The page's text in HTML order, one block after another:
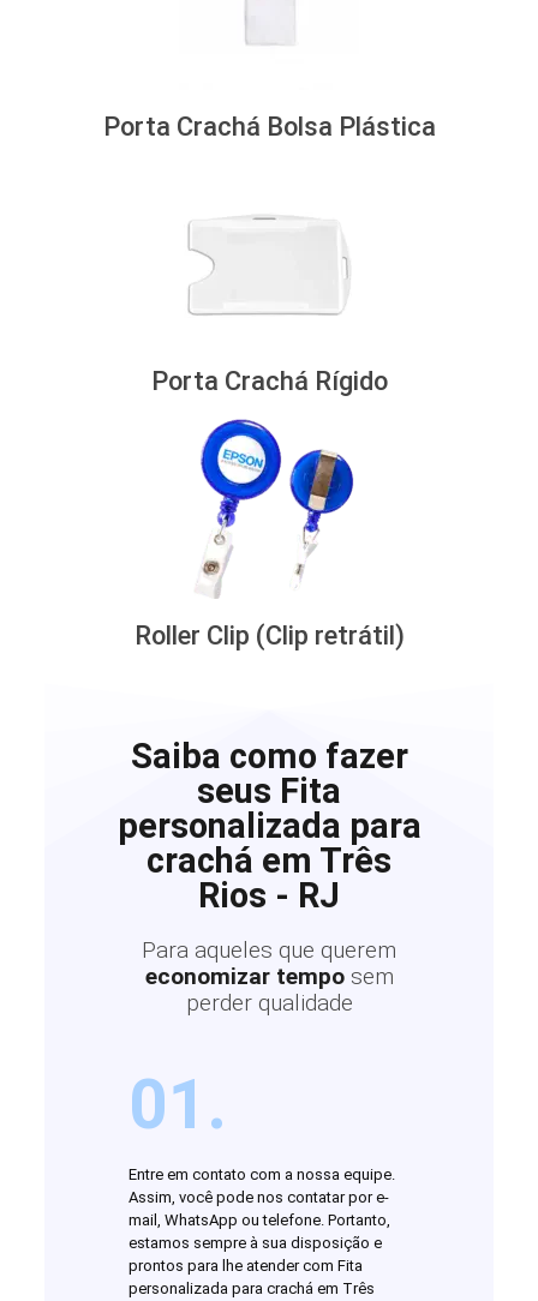
Porta Crachá Bolsa Plástica
Porta Crachá Rígido
Roller Clip (Clip retrátil)
Saiba como fazer
seus Fita
personalizada para
crachá em Três
Rios - RJ
Para aqueles que querem
economizar tempo sem
perder qualidade
01.
Entre em contato com a nossa equipe.
Assim, você pode nos contatar por e-
mail, WhatsApp ou telefone. Portanto,
estamos sempre à sua disposição e
prontos para lhe atender com Fita
personalizada para crachá em Três